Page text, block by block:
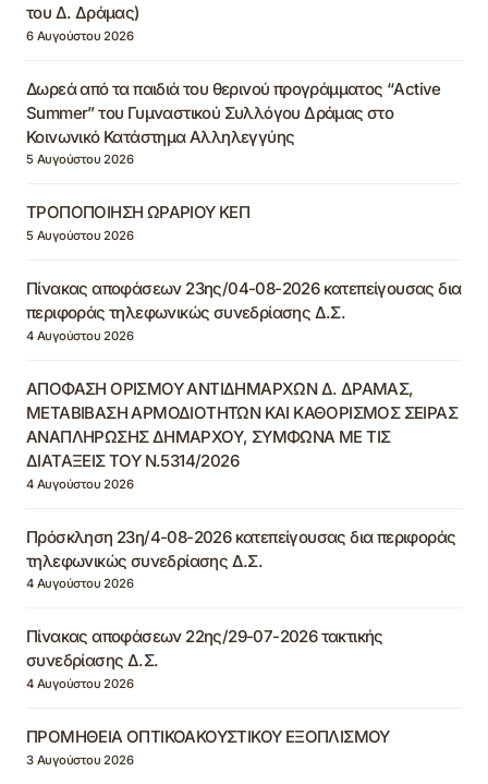
του Δ. Δράμας)
6 Αυγούστου 2026
Δωρεά από τα παιδιά του θερινού προγράμματος “Active
Summer” του Γυμναστικού Συλλόγου Δράμας στο
Κοινωνικό Κατάστημα Αλληλεγγύης
5 Αυγούστου 2026
ΤΡΟΠΟΠΟΙΗΣΗ ΩΡΑΡΙΟΥ ΚΕΠ
5 Αυγούστου 2026
Πίνακας αποφάσεων 23ης/04-08-2026 κατεπείγουσας δια
περιφοράς τηλεφωνικώς συνεδρίασης Δ.Σ.
4 Αυγούστου 2026
ΑΠΟΦΑΣΗ ΟΡΙΣΜΟΥ ΑΝΤΙΔΗΜΑΡΧΩΝ Δ. ΔΡΑΜΑΣ,
ΜΕΤΑΒΙΒΑΣΗ ΑΡΜΟΔΙΟΤΗΤΩΝ ΚΑΙ ΚΑΘΟΡΙΣΜΟΣ ΣΕΙΡΑΣ
ΑΝΑΠΛΗΡΩΣΗΣ ΔΗΜΑΡΧΟΥ, ΣΥΜΦΩΝΑ ΜΕ ΤΙΣ
ΔΙΑΤΑΞΕΙΣ ΤΟΥ Ν.5314/2026
4 Αυγούστου 2026
Πρόσκληση 23η/4-08-2026 κατεπείγουσας δια περιφοράς
τηλεφωνικώς συνεδρίασης Δ.Σ.
4 Αυγούστου 2026
Πίνακας αποφάσεων 22ης/29-07-2026 τακτικής
συνεδρίασης Δ.Σ.
4 Αυγούστου 2026
ΠΡΟΜΗΘΕΙΑ ΟΠΤΙΚΟΑΚΟΥΣΤΙΚΟΥ ΕΞΟΠΛΙΣΜΟΥ
3 Αυγούστου 2026